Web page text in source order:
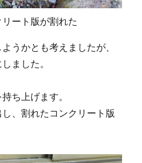
ート版が割れた
うかとも考えましたが、
ました。
ち上げます。
、割れたコンクリート版